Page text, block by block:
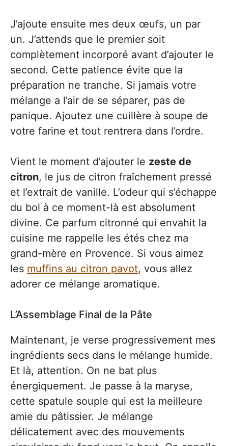
J’ajoute ensuite mes deux œufs, un par
un. J’attends que le premier soit
complètement incorporé avant d’ajouter le
second. Cette patience évite que la
préparation ne tranche. Si jamais votre
mélange a l’air de se séparer, pas de
panique. Ajoutez une cuillère à soupe de
votre farine et tout rentrera dans l’ordre.
Vient le moment d’ajouter le zeste de
citron, le jus de citron fraîchement pressé
et l’extrait de vanille. L’odeur qui s’échappe
du bol à ce moment-là est absolument
divine. Ce parfum citronné qui envahit la
cuisine me rappelle les étés chez ma
grand-mère en Provence. Si vous aimez
les muffins au citron pavot, vous allez
adorer ce mélange aromatique.
L’Assemblage Final de la Pâte
Maintenant, je verse progressivement mes
ingrédients secs dans le mélange humide.
Et là, attention. On ne bat plus
énergiquement. Je passe à la maryse,
cette spatule souple qui est la meilleure
amie du pâtissier. Je mélange
délicatement avec des mouvements